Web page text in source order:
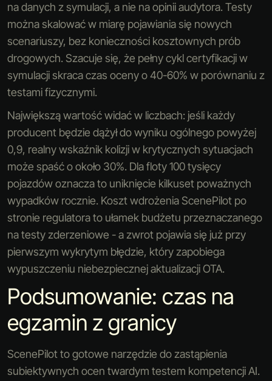
na danych z symulacji, a nie na opinii audytora. Testy
można skalować w miarę pojawiania się nowych
scenariuszy, bez konieczności kosztownych prób
drogowych. Szacuje się, że pełny cykl certyfikacji w
symulacji skraca czas oceny o 40-60% w porównaniu z
testami fizycznymi.
Największą wartość widać w liczbach: jeśli każdy
producent będzie dążył do wyniku ogólnego powyżej
0,9, realny wskaźnik kolizji w krytycznych sytuacjach
może spaść o około 30%. Dla floty 100 tysięcy
pojazdów oznacza to uniknięcie kilkuset poważnych
wypadków rocznie. Koszt wdrożenia ScenePilot po
stronie regulatora to ułamek budżetu przeznaczanego
na testy zderzeniowe - a zwrot pojawia się już przy
pierwszym wykrytym błędzie, który zapobiega
wypuszczeniu niebezpiecznej aktualizacji OTA.
Podsumowanie: czas na
egzamin z granicy
ScenePilot to gotowe narzędzie do zastąpienia
subiektywnych ocen twardym testem kompetencji AI.